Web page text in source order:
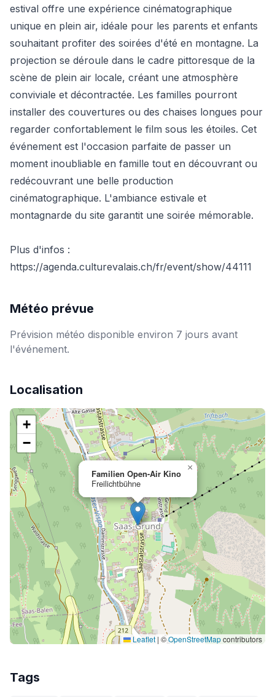
estival offre une expérience cinématographique
unique en plein air, idéale pour les parents et enfants
souhaitant profiter des soirées d'été en montagne. La
projection se déroule dans le cadre pittoresque de la
scène de plein air locale, créant une atmosphère
conviviale et décontractée. Les familles pourront
installer des couvertures ou des chaises longues pour
regarder confortablement le film sous les étoiles. Cet
événement est l'occasion parfaite de passer un
moment inoubliable en famille tout en découvrant ou
redécouvrant une belle production
cinématographique. L'ambiance estivale et
montagnarde du site garantit une soirée mémorable.
Plus d'infos :
https://agenda.culturevalais.ch/fr/event/show/44111
Météo prévue
Prévision météo disponible environ 7 jours avant
l'événement.
Localisation
Familien Open-Air Kino
Freilichtbühne
×
+
−
Leaflet | ©OpenStreetMapcontributors
Tags